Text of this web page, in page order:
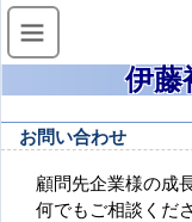
伊藤
お問い合わせ
顧問先企業様の成
何でもご相談くだ